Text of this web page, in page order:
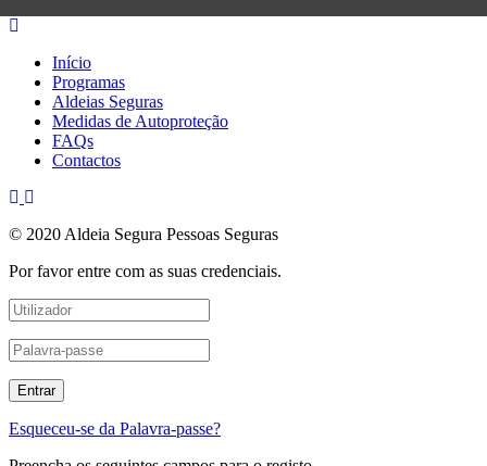
Início
Programas
Aldeias Seguras
Medidas de Autoproteção
FAQs
Contactos
© 2020 Aldeia Segura Pessoas Seguras
Por favor entre com as suas credenciais.
Esqueceu-se da Palavra-passe?